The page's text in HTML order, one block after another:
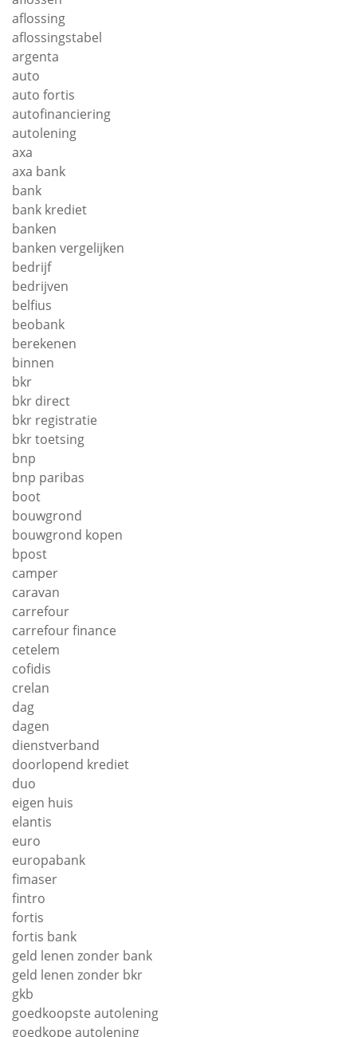
aflossing
aflossingstabel
argenta
auto
auto fortis
autofinanciering
autolening
axa
axa bank
bank
bank krediet
banken
banken vergelijken
bedrijf
bedrijven
belfius
beobank
berekenen
binnen
bkr
bkr direct
bkr registratie
bkr toetsing
bnp
bnp paribas
boot
bouwgrond
bouwgrond kopen
bpost
camper
caravan
carrefour
carrefour finance
cetelem
cofidis
crelan
dag
dagen
dienstverband
doorlopend krediet
duo
eigen huis
elantis
euro
europabank
fimaser
fintro
fortis
fortis bank
geld lenen zonder bank
geld lenen zonder bkr
gkb
goedkoopste autolening
goedkope autolening